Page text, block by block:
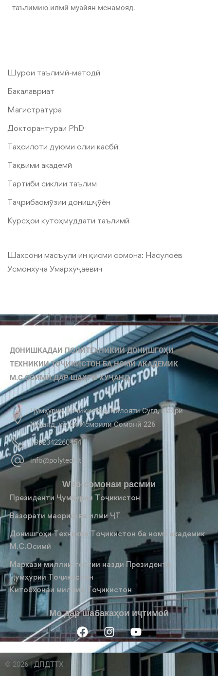
таълимию илмӣ муайян менамояд.
Шурои таълимӣ-методӣ
Бакалавриат
Магистратура
Докторантураи PhD
Таҳсилоти дуюми олии касбӣ
Тақвими академӣ
Тартиби сиклии таълим
Таҷрибаомӯзии донишҷӯён
Курсҳои кутоҳмуддати таълимӣ
Шахсони масъули ин қисми сомона: Насулоев
Усмонхӯҷа Умархӯҷаевич
ДОНИШКАДАИ ПОЛИТЕХНИКИИ ДОНИШГОҲИ
ТЕХНИКИИ ТОҶИКИСТОН БА НОМИ АКАДЕМИК
М.С.ОСИМӢ ДАР ШАҲРИ ХУҶАНД
Ҷумҳурии Тоҷикистон, вилояти Суғд, шаҳри
Хуҷанд, кӯчаи Исмоили Сомонӣ 226
+992342260454
info@polytech.tj
Web-сомонаи расмии
Президенти Ҷумҳурии Тоҷикистон
Вазорати маориф ва илми ҶТ
Донишгоҳи Техникии Тоҷикистон ба номи академик
М.С.Осимӣ
Маркази миллии тестии назди Президенти
Ҷумҳурии Тоҷикистон
Китобхонаи миллии Тоҷикистон
Мо дар шабакаҳои иҷтимоӣ
© 2026 | ДПДТТХ